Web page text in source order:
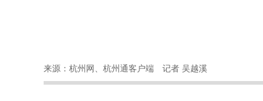
来源：杭州网、杭州通客户端 记者 吴越溪